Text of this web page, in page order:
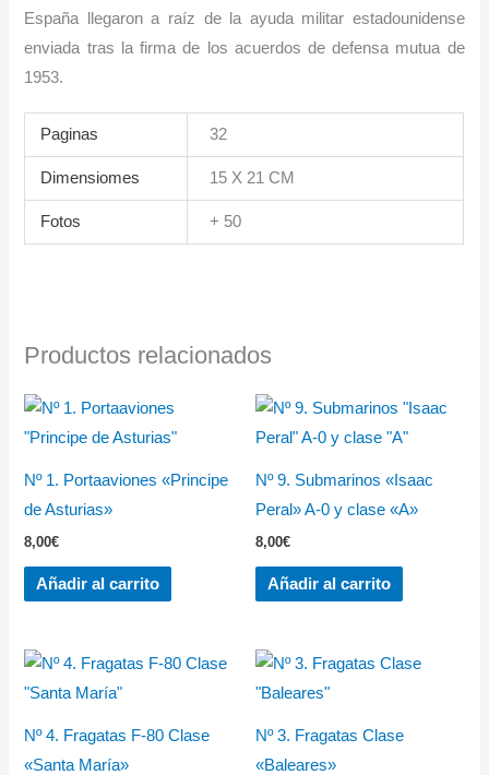
España llegaron a raíz de la ayuda mi­litar estadounidense
enviada tras la firma de los acuerdos de defensa mutua de
1953.
Paginas 32
Dimensiomes 15 X 21 CM
Fotos + 50
Productos relacionados
Nº 1. Portaaviones «Principe
de Asturias»
8,00€
Añadir al carrito
Nº 9. Submarinos «Isaac
Peral» A-0 y clase «A»
8,00€
Añadir al carrito
Nº 4. Fragatas F-80 Clase
«Santa María»
Nº 3. Fragatas Clase
«Baleares»